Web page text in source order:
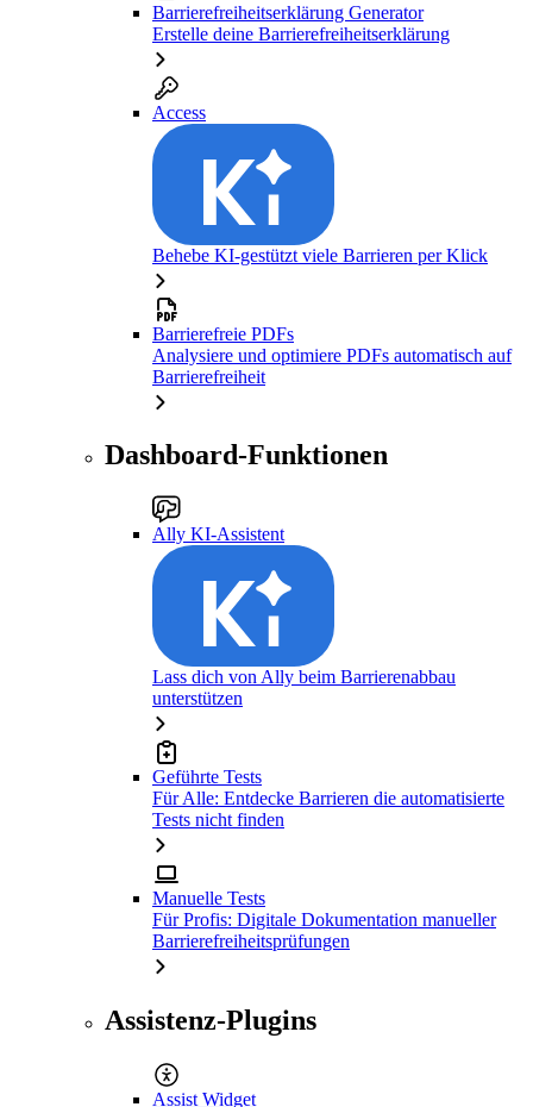
Barrierefreiheitserklärung Generator
Erstelle deine Barrierefreiheitserklärung
Access
Behebe KI-gestützt viele Barrieren per Klick
Barrierefreie PDFs
Analysiere und optimiere PDFs automatisch auf
Barrierefreiheit
Dashboard-Funktionen
Ally KI-Assistent
Lass dich von Ally beim Barrierenabbau
unterstützen
Geführte Tests
Für Alle: Entdecke Barrieren die automatisierte
Tests nicht finden
Manuelle Tests
Für Profis: Digitale Dokumentation manueller
Barrierefreiheitsprüfungen
Assistenz-Plugins
Assist Widget